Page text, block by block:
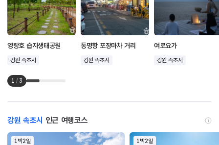
영랑호 습지생태공원
강원 속초시
동명항 포장마차 거리
강원 속초시
여로요가
강원 속초시
1 / 3
강원 속초시 인근 여행코스
1박2일 1박2일